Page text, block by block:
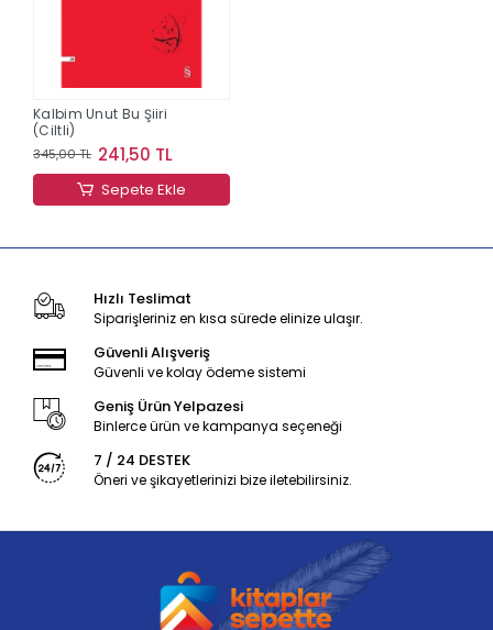
Kalbim Unut Bu Şiiri
(Ciltli)
345,00 TL 241,50 TL
Sepete Ekle
Hızlı Teslimat
Siparişleriniz en kısa sürede elinize ulaşır.
Güvenli Alışveriş
Güvenli ve kolay ödeme sistemi
Geniş Ürün Yelpazesi
Binlerce ürün ve kampanya seçeneği
7 / 24 DESTEK
Öneri ve şikayetlerinizi bize iletebilirsiniz.